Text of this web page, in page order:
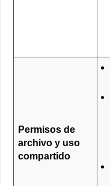
Permisos de
archivo y uso
compartido